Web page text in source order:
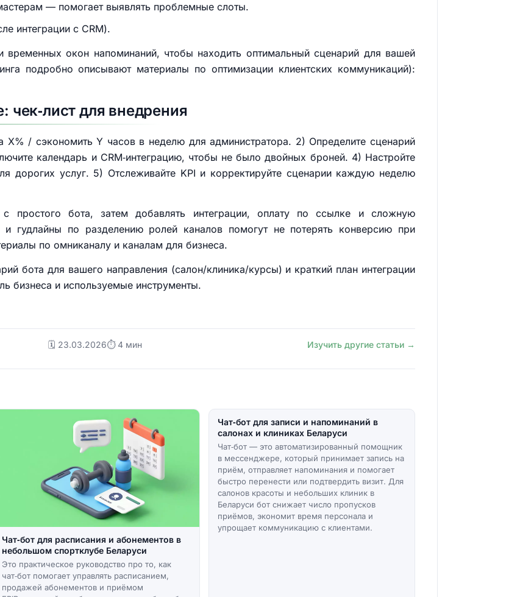
— помогает выявлять проблемные слоты.
интеграции с CRM).
временных окон напоминаний, чтобы находить оптимальный сценарий для вашей
подробно описывают материалы по оптимизации клиентских коммуникаций):
чек‑лист для внедрения
X% / сэкономить Y часов в неделю для администратора. 2) Определите сценарий
календарь и CRM‑интеграцию, чтобы не было двойных броней. 4) Настройте
дорогих услуг. 5) Отслеживайте KPI и корректируйте сценарии каждую неделю
простого бота, затем добавлять интеграции, оплату по ссылке и сложную
гудлайны по разделению ролей каналов помогут не потерять конверсию при
по омниканалу и каналам для бизнеса.
бота для вашего направления (салон/клиника/курсы) и краткий план интеграции
бизнеса и используемые инструменты.
🗓️ 23.03.2026⏱ 4 мин Изучить другие статьи →
Чат‑бот для расписания и абонементов в
небольшом спортклубе Беларуси
Это практическое руководство про то, как
чат‑бот помогает управлять расписанием,
продажей абонементов и приёмом
Чат‑бот для записи и напоминаний в
салонах и клиниках Беларуси
Чат‑бот — это автоматизированный помощник
в мессенджере, который принимает запись на
приём, отправляет напоминания и помогает
быстро перенести или подтвердить визит. Для
салонов красоты и небольших клиник в
Беларуси бот снижает число пропусков
приёмов, экономит время персонала и
упрощает коммуникацию с клиентами.